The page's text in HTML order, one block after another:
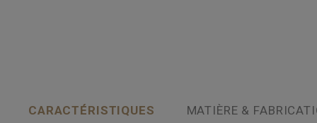
CARACTÉRISTIQUES MATIÈRE &